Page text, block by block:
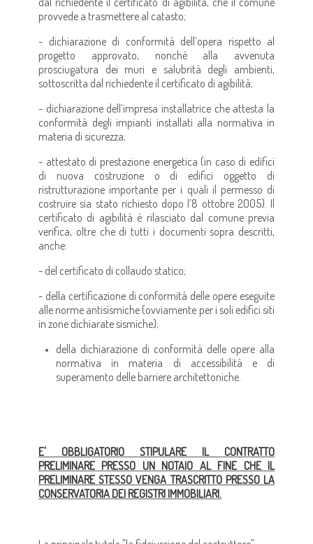
provvede a trasmettere al catasto;
- dichiarazione di conformità dell’opera rispetto al
progetto approvato, nonché alla avvenuta
prosciugatura dei muri e salubrità degli ambienti,
sottoscritta dal richiedente il certificato di agibilità;
- dichiarazione dell’impresa installatrice che attesta la
conformità degli impianti installati alla normativa in
materia di sicurezza;
- attestato di prestazione energetica (in caso di edifici
di nuova costruzione o di edifici oggetto di
ristrutturazione importante per i quali il permesso di
costruire sia stato richiesto dopo l’8 ottobre 2005). Il
certificato di agibilità è rilasciato dal comune previa
verifica, oltre che di tutti i documenti sopra descritti,
anche:
- del certificato di collaudo statico;
- della certificazione di conformità delle opere eseguite
alle norme antisismiche (ovviamente per i soli edifici siti
in zone dichiarate sismiche);
della dichiarazione di conformità delle opere alla
normativa in materia di accessibilità e di
superamento delle barriere architettoniche.
E' OBBLIGATORIO STIPULARE IL CONTRATTO
PRELIMINARE PRESSO UN NOTAIO AL FINE CHE IL
PRELIMINARE STESSO VENGA TRASCRITTO PRESSO LA
CONSERVATORIA DEI REGISTRI IMMOBILIARI.